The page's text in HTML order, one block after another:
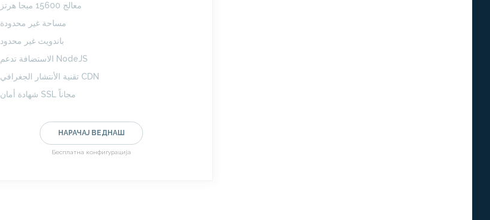
معالج 15600 ميجا هرتز
مساحة غير محدودة
باندويث غير محدود
الاستضافة تدعم NodeJS
تقنية الأنتشار الجغرافي CDN
شهادة أمان SSL مجاناً
НАРАЧАЈ ВЕДНАШ
Бесплатна конфигурација